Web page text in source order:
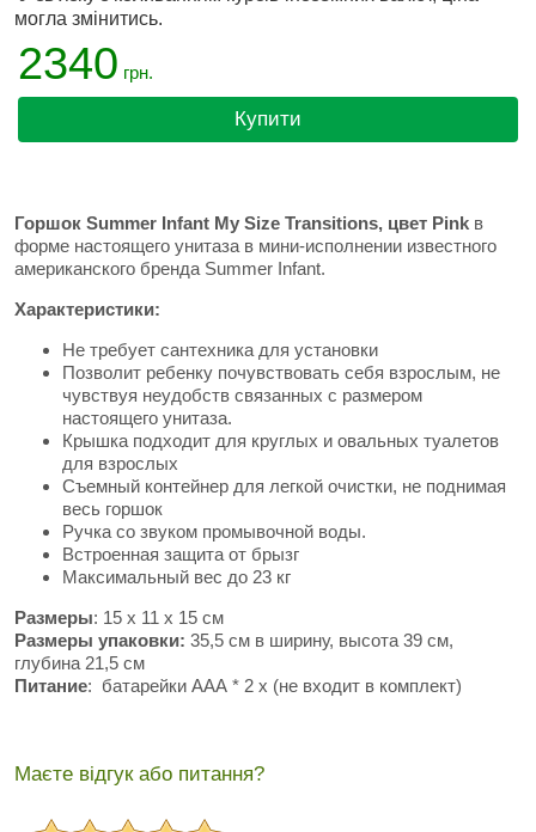
могла змінитись.
2340 грн.
Купити
Горшок Summer Infant My Size Transitions, цвет Pink в
форме настоящего унитаза в мини-исполнении известного
американского бренда Summer Infant.
Характеристики:
Не требует сантехника для установки
Позволит ребенку почувствовать себя взрослым, не
чувствуя неудобств связанных с размером
настоящего унитаза.
Крышка подходит для круглых и овальных туалетов
для взрослых
Съемный контейнер для легкой очистки, не поднимая
весь горшок
Ручка со звуком промывочной воды.
Встроенная защита от брызг
Максимальный вес до 23 кг
Размеры: 15 х 11 х 15 см
Размеры упаковки: 35,5 см в ширину, высота 39 см,
глубина 21,5 см
Питание: батарейки ААА * 2 х (не входит в комплект)
Маєте відгук або питання?